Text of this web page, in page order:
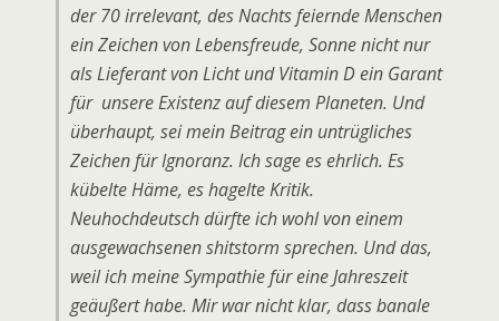
der 70 irrelevant, des Nachts feiernde Menschen
ein Zeichen von Lebensfreude, Sonne nicht nur
als Lieferant von Licht und Vitamin D ein Garant
für unsere Existenz auf diesem Planeten. Und
überhaupt, sei mein Beitrag ein untrügliches
Zeichen für Ignoranz. Ich sage es ehrlich. Es
kübelte Häme, es hagelte Kritik.
Neuhochdeutsch dürfte ich wohl von einem
ausgewachsenen shitstorm sprechen. Und das,
weil ich meine Sympathie für eine Jahreszeit
geäußert habe. Mir war nicht klar, dass banale